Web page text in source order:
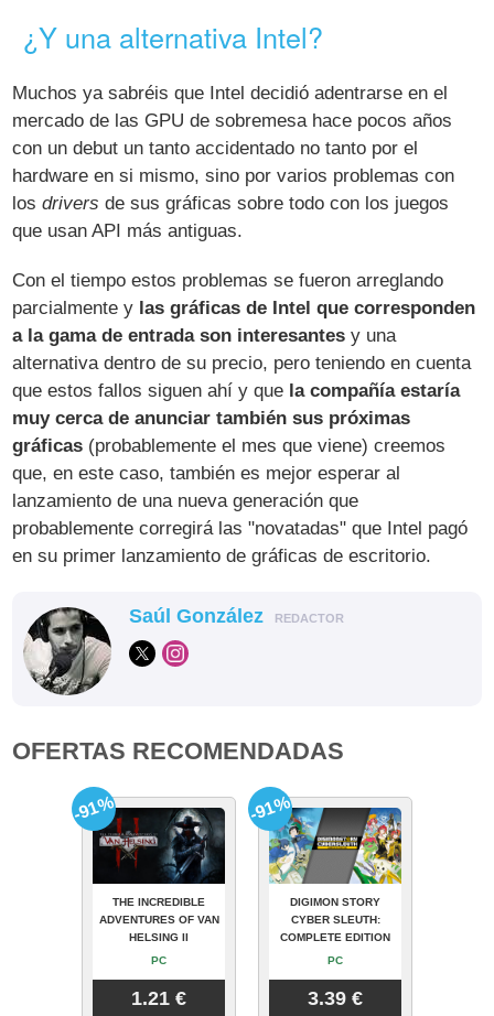
¿Y una alternativa Intel?
Muchos ya sabréis que Intel decidió adentrarse en el
mercado de las GPU de sobremesa hace pocos años
con un debut un tanto accidentado no tanto por el
hardware en si mismo, sino por varios problemas con
losdrivers de sus gráficas sobre todo con los juegos
que usan API más antiguas.
Con el tiempo estos problemas se fueron arreglando
parcialmente y las gráficas de Intel que corresponden
a la gama de entrada son interesantes y una
alternativa dentro de su precio, pero teniendo en cuenta
que estos fallos siguen ahí y que la compañía estaría
muy cerca de anunciar también sus próximas
gráficas (probablemente el mes que viene) creemos
que, en este caso, también es mejor esperar al
lanzamiento de una nueva generación que
probablemente corregirá las "novatadas" que Intel pagó
en su primer lanzamiento de gráficas de escritorio.
Saúl González REDACTOR
OFERTAS RECOMENDADAS
THE INCREDIBLE
ADVENTURES OF VAN
HELSING II
PC
1.21 €
-91%
DIGIMON STORY
CYBER SLEUTH:
COMPLETE EDITION
PC
3.39 €
-91%